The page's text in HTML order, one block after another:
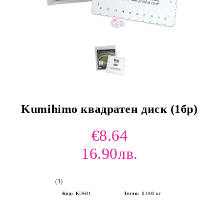
Kumihimo квадратен диск (1бр)
€8.64
16.90лв.
(1)
Код: KD601 Тегло: 0.000 кг